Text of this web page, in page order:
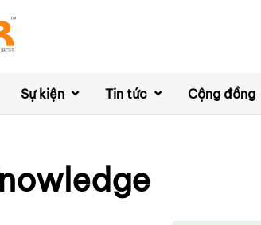
Sự kiện Tin tức Cộng đồng